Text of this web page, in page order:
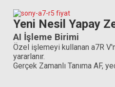
Sony FE 24-70mm f/2.8 GM II
Yeni Nesil Yapay
AI İşleme Birimi
Özel işlemeyi kullanan a7R
yararlanır.
Gerçek Zamanlı Tanıma AF,